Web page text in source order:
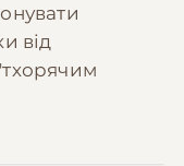
від